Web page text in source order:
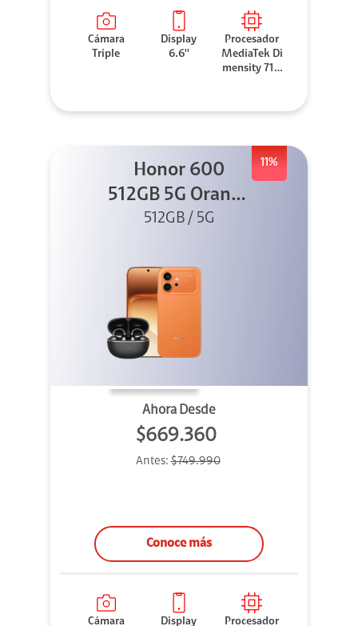
Cámara
Triple
Display
6.6''
Procesador
MediaTek Di
mensity 710
11%
Honor 600
512GB 5G Orange
+ Clip 2
512GB / 5G
Ahora Desde
$669.360
Antes:$749.990
Conoce más
Cámara
Display
Procesador